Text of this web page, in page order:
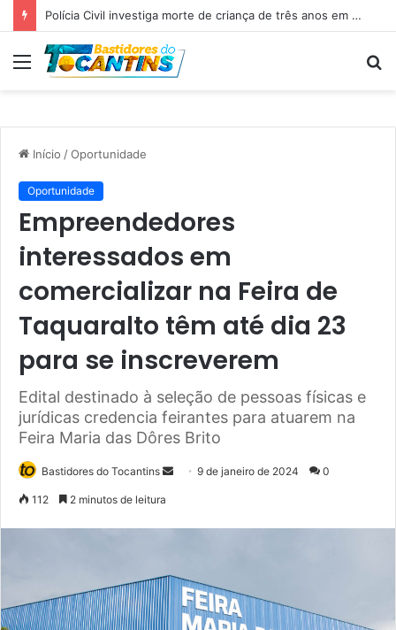
Professora Dorinha lidera disputa pelo Governo do Tocantins com 37,4% das intenções de voto, aponta pesquisa
Menu
Início /Oportunidade
Oportunidade
Empreendedores
interessados em
comercializar na Feira de
Taquaralto têm até dia 23
para se inscreverem
Edital destinado à seleção de pessoas físicas e
jurídicas credencia feirantes para atuarem na
Feira Maria das Dôres Brito
Bastidores do Tocantins
u
9 de janeiro de 2024 0
112 2 minutos de leitura